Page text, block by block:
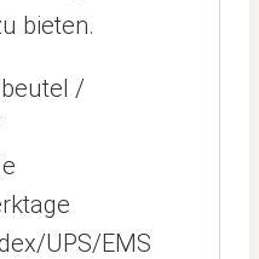
bieten.
/
UPS/EMS